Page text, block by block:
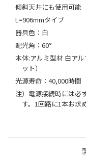
傾斜天井にも使用可能
L=906mmタイプ
器具色：白
配光角：60°
本体:アルミ型材 白ア
ット）
光源寿命：40,000時間
注）電源接続時には必
す。1回路に1本お求